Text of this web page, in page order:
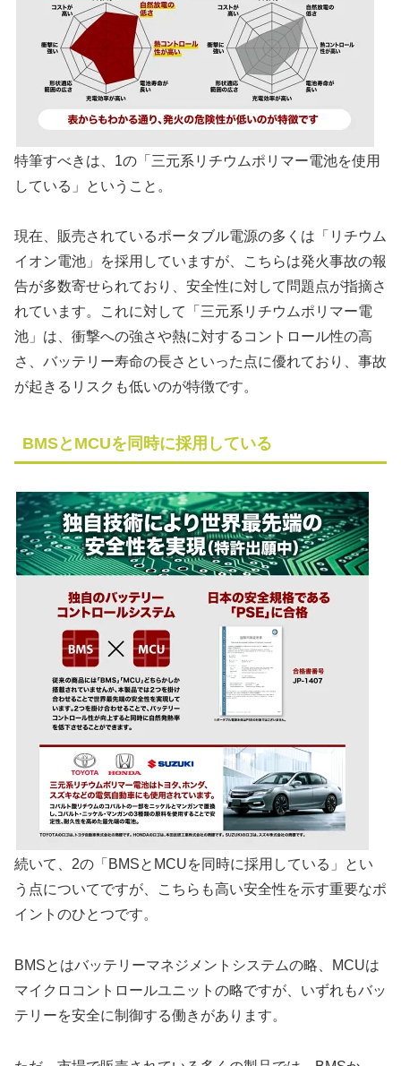
特筆すべきは、1の「三元系リチウムポリマー電池を使用
している」ということ。
現在、販売されているポータブル電源の多くは「リチウム
イオン電池」を採用していますが、こちらは発火事故の報
告が多数寄せられており、安全性に対して問題点が指摘さ
れています。これに対して「三元系リチウムポリマー電
池」は、衝撃への強さや熱に対するコントロール性の高
さ、バッテリー寿命の長さといった点に優れており、事故
が起きるリスクも低いのが特徴です。
BMSとMCUを同時に採用している
続いて、2の「BMSとMCUを同時に採用している」とい
う点についてですが、こちらも高い安全性を示す重要なポ
イントのひとつです。
BMSとはバッテリーマネジメントシステムの略、MCUは
マイクロコントロールユニットの略ですが、いずれもバッ
テリーを安全に制御する働きがあります。